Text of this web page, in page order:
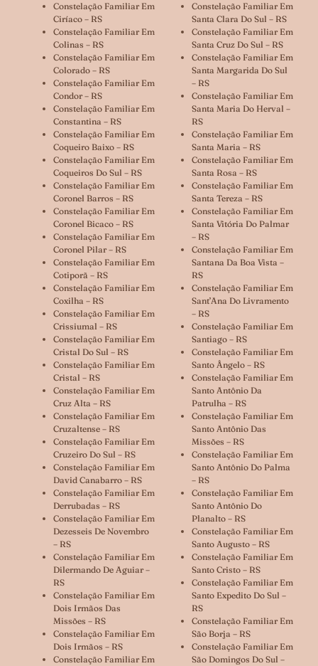
Constelação Familiar Em
Ciríaco – RS
Constelação Familiar Em
Colinas – RS
Constelação Familiar Em
Colorado – RS
Constelação Familiar Em
Condor – RS
Constelação Familiar Em
Constantina – RS
Constelação Familiar Em
Coqueiro Baixo – RS
Constelação Familiar Em
Coqueiros Do Sul – RS
Constelação Familiar Em
Coronel Barros – RS
Constelação Familiar Em
Coronel Bicaco – RS
Constelação Familiar Em
Coronel Pilar – RS
Constelação Familiar Em
Cotiporã – RS
Constelação Familiar Em
Coxilha – RS
Constelação Familiar Em
Crissiumal – RS
Constelação Familiar Em
Cristal Do Sul – RS
Constelação Familiar Em
Cristal – RS
Constelação Familiar Em
Cruz Alta – RS
Constelação Familiar Em
Cruzaltense – RS
Constelação Familiar Em
Cruzeiro Do Sul – RS
Constelação Familiar Em
David Canabarro – RS
Constelação Familiar Em
Derrubadas – RS
Constelação Familiar Em
Dezesseis De Novembro
– RS
Constelação Familiar Em
Dilermando De Aguiar –
RS
Constelação Familiar Em
Dois Irmãos Das
Missões – RS
Constelação Familiar Em
Dois Irmãos – RS
Constelação Familiar Em
Constelação Familiar Em
Santa Clara Do Sul – RS
Constelação Familiar Em
Santa Cruz Do Sul – RS
Constelação Familiar Em
Santa Margarida Do Sul
– RS
Constelação Familiar Em
Santa Maria Do Herval –
RS
Constelação Familiar Em
Santa Maria – RS
Constelação Familiar Em
Santa Rosa – RS
Constelação Familiar Em
Santa Tereza – RS
Constelação Familiar Em
Santa Vitória Do Palmar
– RS
Constelação Familiar Em
Santana Da Boa Vista –
RS
Constelação Familiar Em
Sant’Ana Do Livramento
– RS
Constelação Familiar Em
Santiago – RS
Constelação Familiar Em
Santo Ângelo – RS
Constelação Familiar Em
Santo Antônio Da
Patrulha – RS
Constelação Familiar Em
Santo Antônio Das
Missões – RS
Constelação Familiar Em
Santo Antônio Do Palma
– RS
Constelação Familiar Em
Santo Antônio Do
Planalto – RS
Constelação Familiar Em
Santo Augusto – RS
Constelação Familiar Em
Santo Cristo – RS
Constelação Familiar Em
Santo Expedito Do Sul –
RS
Constelação Familiar Em
São Borja – RS
Constelação Familiar Em
São Domingos Do Sul –